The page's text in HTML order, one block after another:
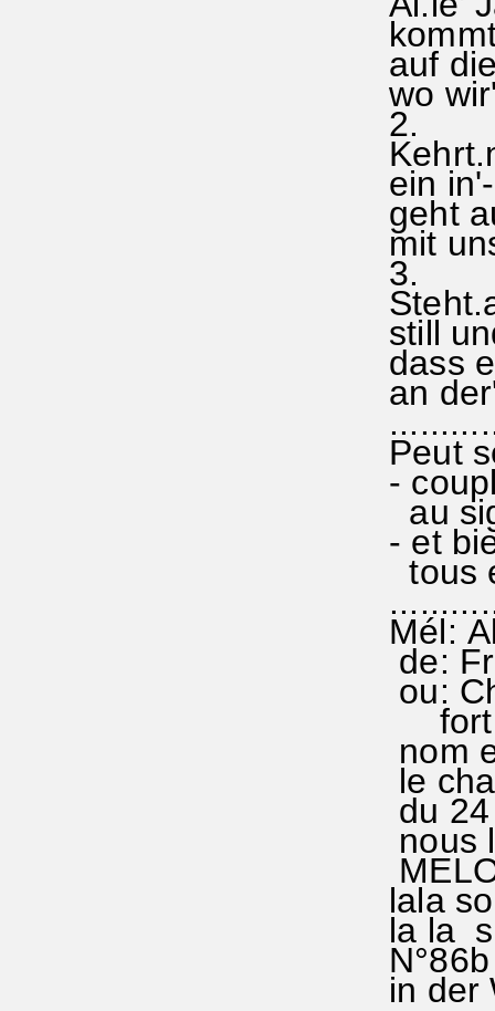
auf
wo
2.
ein
geht
mit
3.
still
dass
an
Peut
-
au
- et
tous
Mél:
de:
ou:
fort
nom
le
du
nous
lala
la la
in